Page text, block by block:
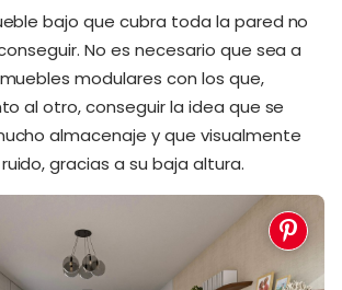
bajo que cubra toda la pared no
No es necesario que sea a
modulares con los que,
al otro, conseguir la idea que se
almacenaje y que visualmente
gracias a su baja altura.